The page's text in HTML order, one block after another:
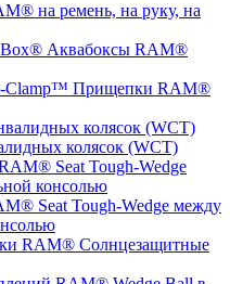
на ремень, на руку, на
Аквабоксы RAM®
Прищепки RAM®
колясок (WCT)
Seat Tough-Wedge между
Солнцезащитные